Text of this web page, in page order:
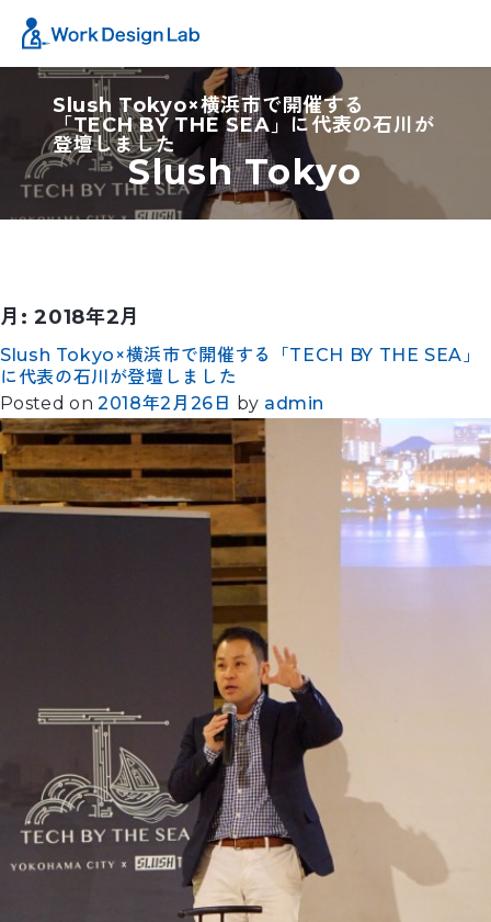
Slush Tokyo×横浜市で開催する
「TECH BY THE SEA」に代表の石川が
登壇しました
Slush Tokyo
月:2018年2月
Slush Tokyo×横浜市で開催する「TECH BY THE SEA」
に代表の石川が登壇しました
Posted on2018年2月26日 by admin